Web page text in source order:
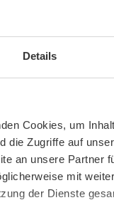
Details
Cookies, um
die Zugriffe auf
an unsere Partner
mit
der Dienste